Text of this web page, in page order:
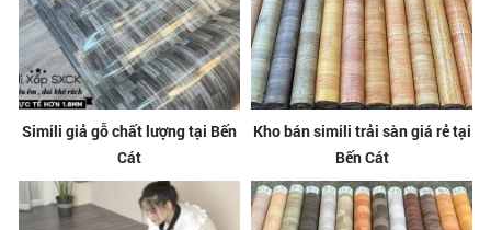
Simili giả gỗ chất lượng tại Bến
Cát
Kho bán simili trải sàn giá rẻ tại
Bến Cát